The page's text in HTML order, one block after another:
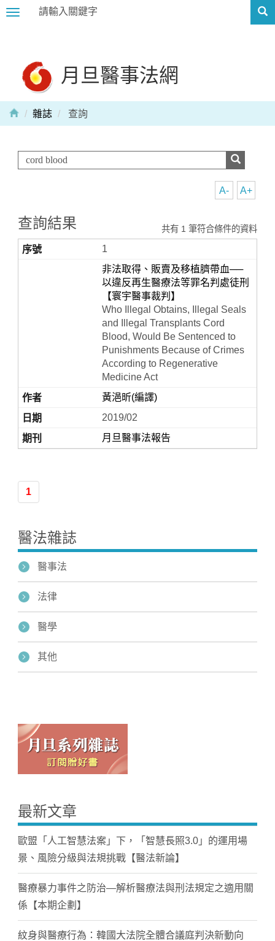
Toggle
月旦醫事法網
Home
雜誌 查詢
A+
A-
查詢結果 共有 1 筆符合條件的資料
1
非法取得、販賣及移植臍帶血──
以違反再生醫療法等罪名判處徒刑
【寰宇醫事裁判】
Who Illegal Obtains, Illegal Seals
and Illegal Transplants Cord
Blood, Would Be Sentenced to
Punishments Because of Crimes
According to Regenerative
Medicine Act
黃浥昕(編譯)
2019/02
月旦醫事法報告
1
醫法雜誌
醫事法
法律
醫學
其他
最新文章
歐盟「人工智慧法案」下，「智慧長照3.0」的運用場
景、風險分級與法規挑戰【醫法新論】
醫療暴力事件之防治—解析醫療法與刑法規定之適用關
係【本期企劃】
紋身與醫療行為：韓國大法院全體合議庭判決新動向